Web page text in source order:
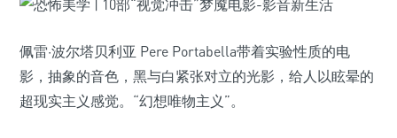
佩雷·波尔塔贝利亚 Pere Portabella带着实验性质的电
影，抽象的音色，黑与白紧张对立的光影，给人以眩晕的
超现实主义感觉。“幻想唯物主义”。